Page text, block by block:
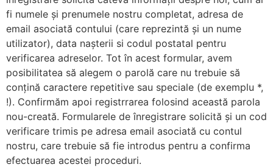
fi numele și prenumele nostru completat, adresa de
email asociată contului (care reprezintă și un nume
utilizator), data nașterii si codul postatal pentru
verificarea adreselor. Tot în acest formular, avem
posibilitatea să alegem o parolă care nu trebuie să
conțină caractere repetitive sau speciale (de exemplu *,
!). Confirmăm apoi registrrarea folosind această parola
nou-creată. Formularele de înregistrare solicită și un cod
verificare trimis pe adresa email asociată cu contul
nostru, care trebuie să fie introdus pentru a confirma
efectuarea acestei proceduri.